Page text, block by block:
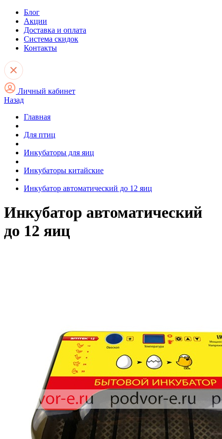
Блог
Акции
Доставка и оплата
Система скидок
Контакты
Личный кабинет
Назад
Главная
Для птиц
Инкубаторы для яиц
Инкубаторы китайские
Инкубатор автоматический до 12 яиц
Инкубатор автоматический
до 12 яиц